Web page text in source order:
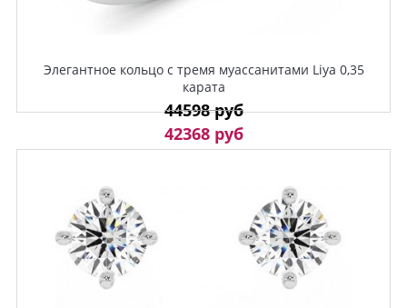
Элегантное кольцо с тремя муассанитами Liya 0,35
карата
44598 руб
42368 руб